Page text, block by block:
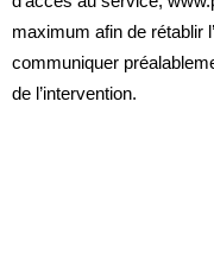
maximum afin de rétablir
communiquer
de l’intervention.